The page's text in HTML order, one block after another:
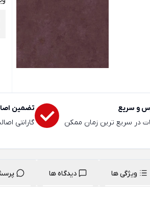
و سریع
در سریع ترین زمان ممکن
تضمین
گارانتی
ویژگی ها دیدگاه ها